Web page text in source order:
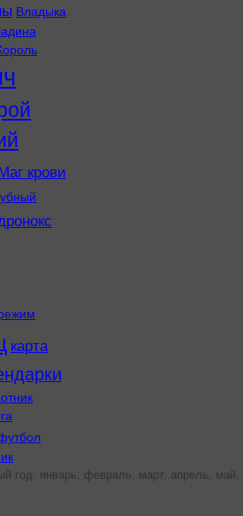
Владыка
крови
карта
год: январь, февраль, март, апрель,